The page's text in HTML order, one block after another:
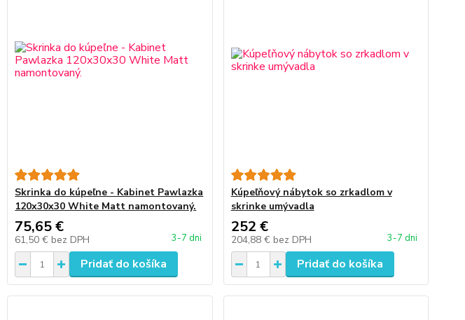
Skrinka do kúpeľne - Kabinet Pawlazka
120x30x30 White Matt namontovaný.
75,65 €
61,50 € bez DPH 3-7 dni
Pridať do košíka
Kúpeľňový nábytok so zrkadlom v
skrinke umývadla
252 €
204,88 € bez DPH 3-7 dni
Pridať do košíka